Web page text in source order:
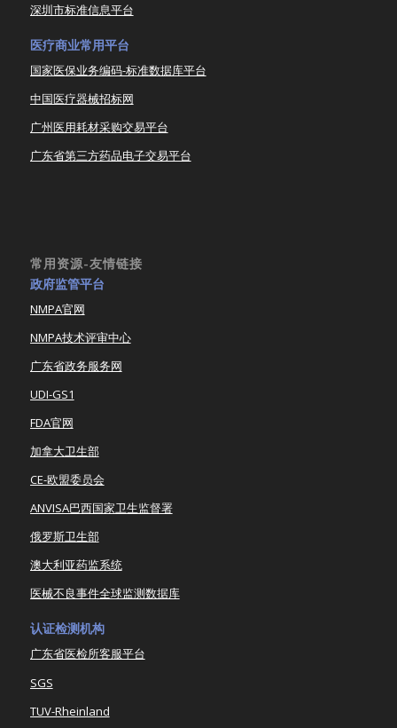
深圳市标准信息平台
医疗商业常用平台
国家医保业务编码-标准数据库平台
中国医疗器械招标网
广州医用耗材采购交易平台
广东省第三方药品电子交易平台
常用资源-友情链接
政府监管平台
NMPA官网
NMPA技术评审中心
广东省政务服务网
UDI-GS1
FDA官网
加拿大卫生部
CE-欧盟委员会
ANVISA巴西国家卫生监督署
俄罗斯卫生部
澳大利亚药监系统
医械不良事件全球监测数据库
认证检测机构
广东省医检所客服平台
SGS
TUV-Rheinland